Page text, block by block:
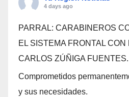
4 days ago
PARRAL: CARABINEROS
EL SISTEMA FRONTAL
CARLOS ZÚÑIGA FUENTES.
Comprometidos
y sus necesidades.